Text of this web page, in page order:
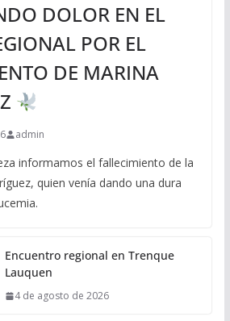
DOLOR EN EL
POR EL
DE MARINA
admin
informamos el fallecimiento de la
quien venía dando una dura
Encuentro regional en Trenque
Lauquen
4 de agosto de 2026